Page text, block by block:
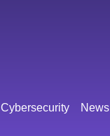
Cybersecurity News